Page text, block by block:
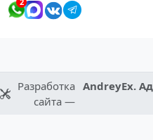
Разработка
сайта —
AndreyEx.